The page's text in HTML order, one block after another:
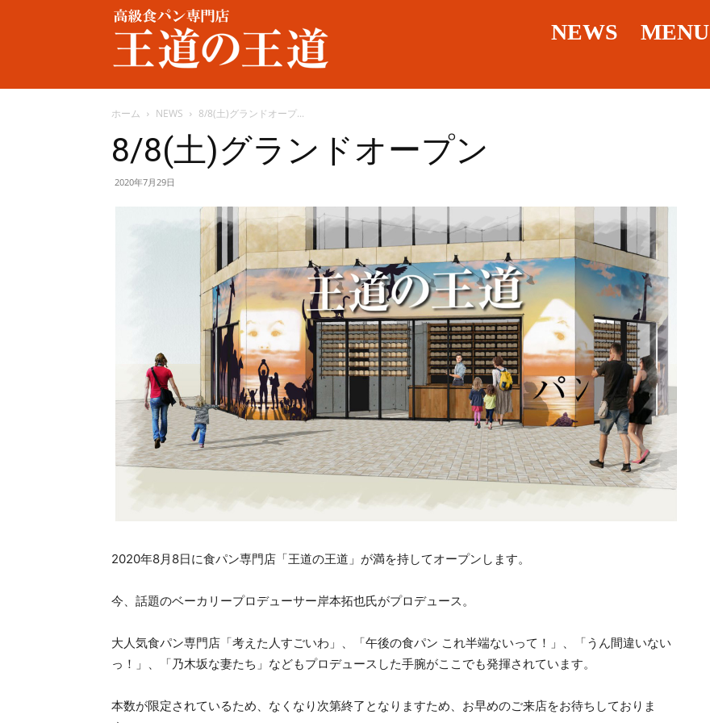
王
道
NEWS MENU
ホーム NEWS 8/8(土)グランドオープ...
8/8(土)グランドオープン
2020年7月29日
2020年8月8日に食パン専門店「王道の王道」が満を持してオープンします。
今、話題のベーカリープロデューサー岸本拓也氏がプロデュース。
大人気食パン専門店「考えた人すごいわ」、「午後の食パン これ半端ないって！」、「うん間違いない
っ！」、「乃木坂な妻たち」などもプロデュースした手腕がここでも発揮されています。
本数が限定されているため、なくなり次第終了となりますため、お早めのご来店をお待ちしておりま